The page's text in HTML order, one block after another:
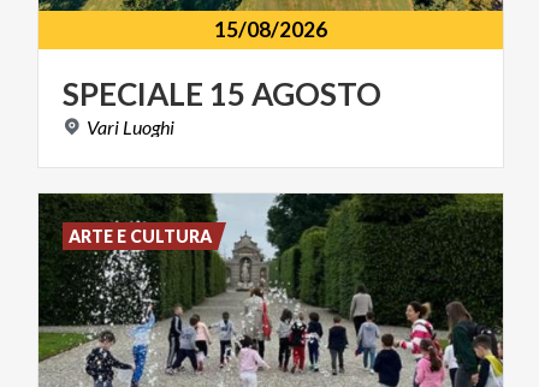
15/08/2026
SPECIALE 15AGOSTO
Vari Luoghi
ARTE E CULTURA